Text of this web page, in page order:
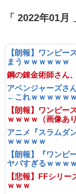
「 2022年01月
【朗報】ワンピー
まうｗｗｗｗｗｗ
鋼の錬金術師さん
アベンジャーズさ
←これｗｗｗｗｗｗ
【朗報】ワンピー
ｗｗｗｗ（画像あり
アニメ『スラムダ
ｗｗｗｗｗ
【朗報】『ワンピ
ヤバすぎるｗｗｗ
【悲報】FFシリ
ｗｗｗ